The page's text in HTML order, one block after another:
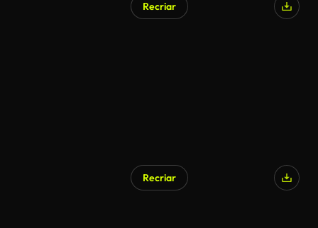
Recriar
Recriar